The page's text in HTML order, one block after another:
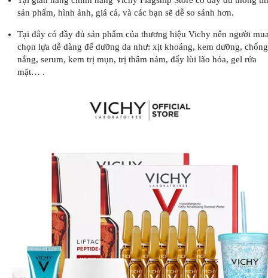
sản phẩm, hình ảnh, giá cả, và các bạn sẽ dễ so sánh hơn.
Tại đây có đầy đủ sản phẩm của thương hiệu Vichy nên người
chọn lựa dễ dàng để dưỡng da như: xịt khoáng, kem dưỡng, chống
nắng, serum, kem trị mụn, trị thâm nám, đẩy lùi lão hóa, gel rửa
mặt… .